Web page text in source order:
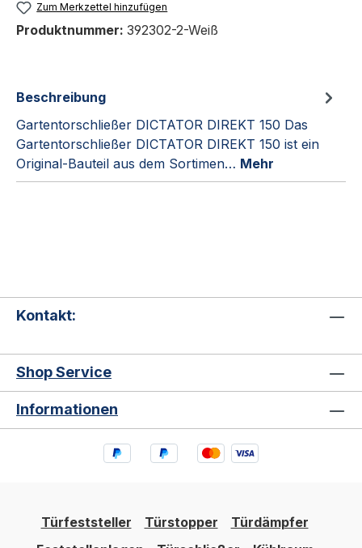
Zum Merkzettel hinzufügen
Produktnummer: 392302-2-Weiß
Beschreibung
Gartentorschließer DICTATOR DIREKT 150 Das
Gartentorschließer DICTATOR DIREKT 150 ist ein
Original-Bauteil aus dem Sortimen… Mehr
Kontakt:
Shop Service
Informationen
Türfeststeller Türstopper
Türdämpfer